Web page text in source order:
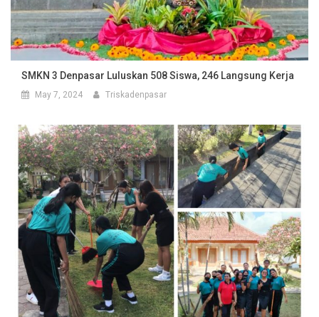
SMKN 3 Denpasar Luluskan 508 Siswa, 246 Langsung Kerja
May 7, 2024 Triskadenpasar